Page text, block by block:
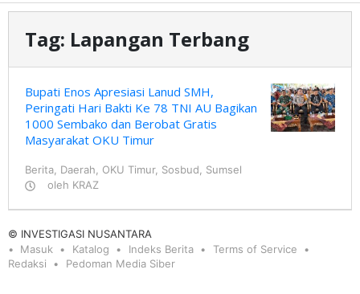
Tag: Lapangan Terbang
Bupati Enos Apresiasi Lanud SMH,
Peringati Hari Bakti Ke 78 TNI AU Bagikan
1000 Sembako dan Berobat Gratis
Masyarakat OKU Timur
Berita Daerah OKU Timur, Sosbud
Sumsel
oleh KRAZ
© INVESTIGASI NUSANTARA
Masuk
Katalog Indeks Berita
Terms of Service
Redaksi
Pedoman Media Siber